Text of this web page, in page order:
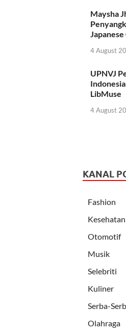
Maysha
4 August
UPNVJ
LibMuse
4 August
KANAL
Fashion
Kesehatan
Otomotif
Musik
Selebriti
Kuliner
Serba-
Olahraga